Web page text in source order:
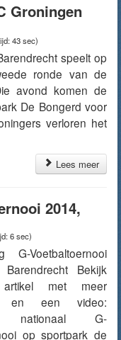
Groningen
43 sec)
speelt op
ronde van de
avond komen de
De Bongerd voor
verloren het
Lees meer
2014,
6 sec)
G-Voetbaltoernooi
Bekijk
met meer
en een video:
nationaal G-
op sportpark de